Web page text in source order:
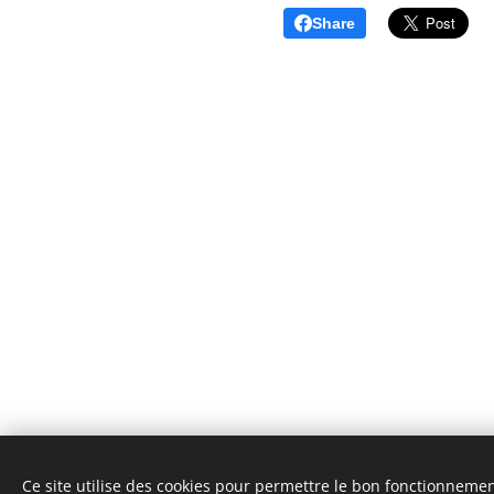
Share
©
Ce site utilise des cookies pour permettre le bon